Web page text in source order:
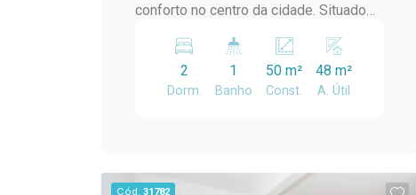
conforto no centro da cidade. Situado
imóvel é uma excelente escolha para
quem deseja estar próximo de tudo o
que precisa. Principais Características
para o descanso e privacidade. - Sala
2
Dorm.
1
Banho
50 m²
Const.
48 m²
A. Útil
Cód. 31782